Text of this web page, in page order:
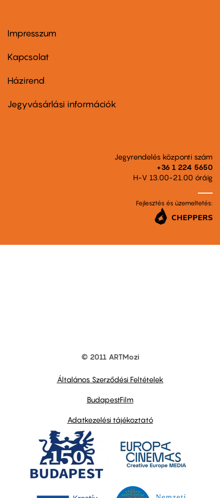
Footer
first
Impresszum
Kapcsolat
Footer
second
Házirend
Jegyvásárlási információk
Jegyrendelés központi szám
+36 1 224 5650
H-V 13.00-21.00 óráig
Fejlesztés és üzemeltetés:
© 2011 ARTMozi
Általános Szerződési Feltételek
BudapestFilm
Adatkezelési tájékoztató